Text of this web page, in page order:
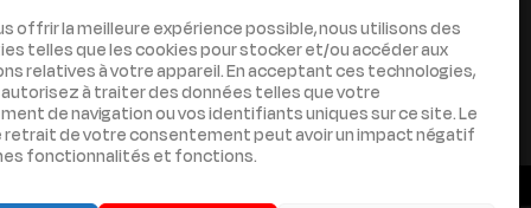
offrir la meilleure expérience possible, nous utilisons des
telles que les cookies pour stocker et/ou accéder aux
relatives à votre appareil. En acceptant ces technologies,
autorisez à traiter des données telles que votre
de navigation ou vos identifiants uniques sur ce site. Le
retrait de votre consentement peut avoir un impact négatif
fonctionnalités et fonctions.